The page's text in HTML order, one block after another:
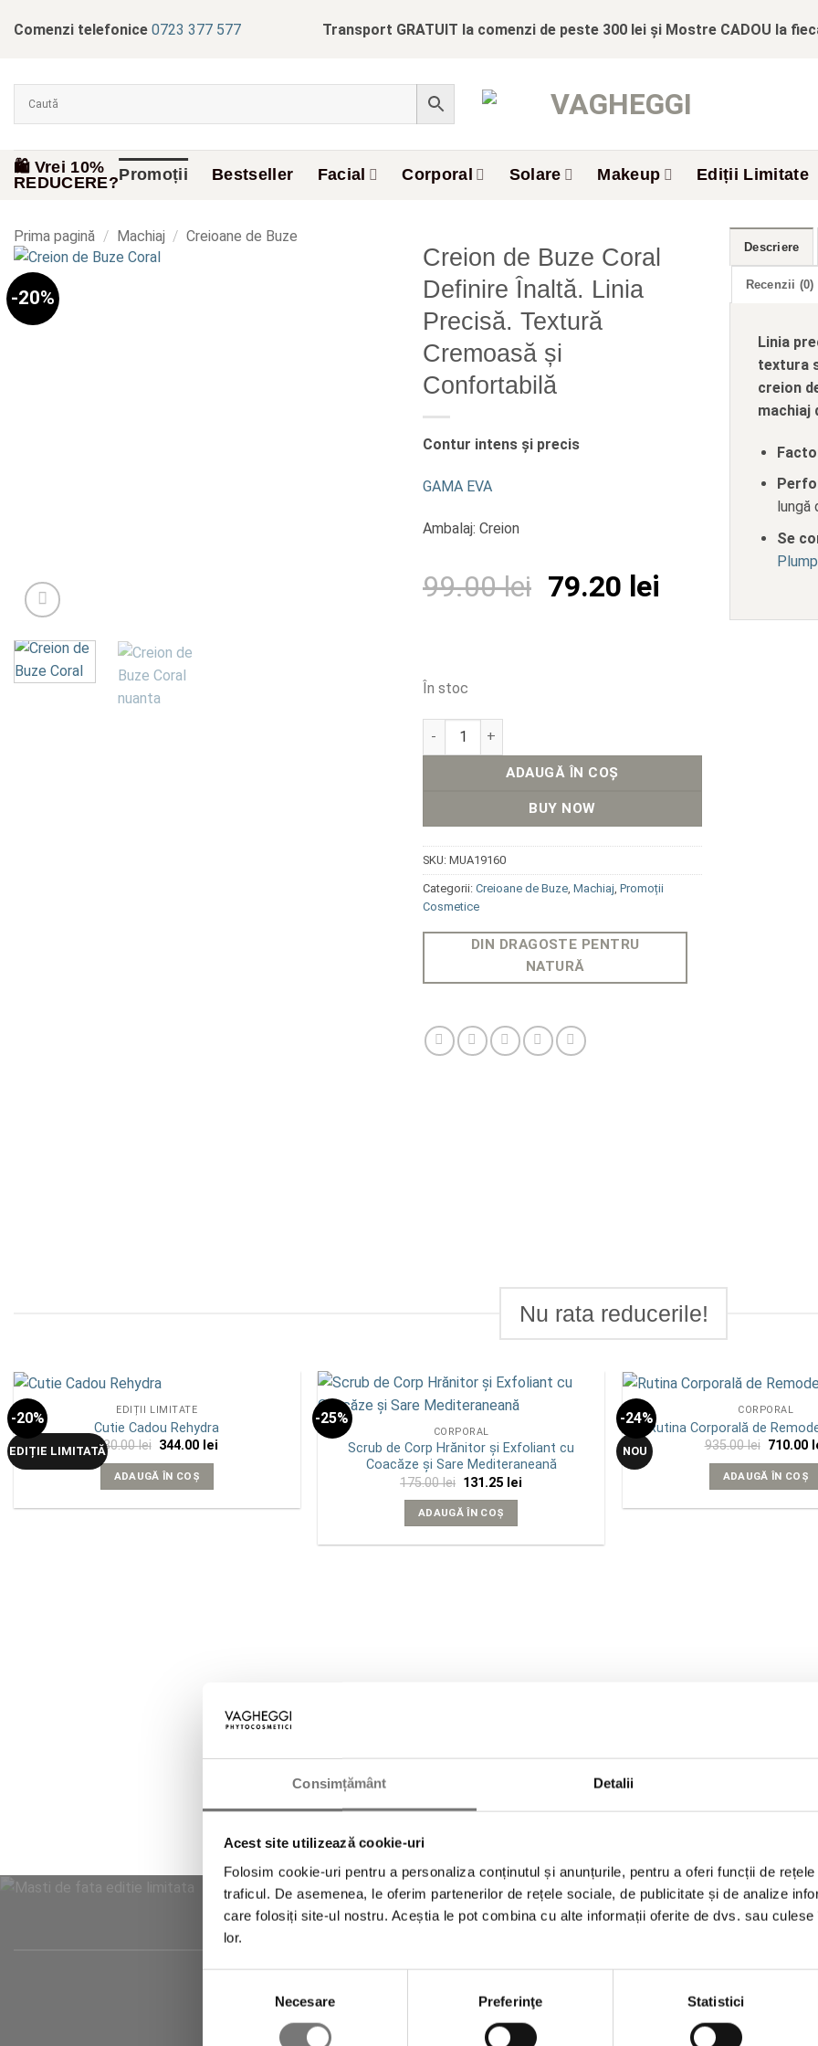
Consimțământ Detalii
Acest site utilizează cookie-uri
Folosim cookie-uri pentru a personaliza conținutul și anunțurile, pentru a oferi funcții de
traficul. De asemenea, le oferim partenerilor de rețele sociale, de publicitate și de analize
care folosiți site-ul nostru. Aceștia le pot combina cu alte informații oferite de dvs. sau
lor.
consimțământului
Necesare Preferinţe Statistici
Comenzi telefonice 0723 377 577 Transport GRATUIT la comenzi de peste 300 lei și Mostre CADOU la
🛍️ Vrei 10%
REDUCERE?Promoții Bestseller Facial Corporal Solare Makeup Ediții Limitate
Prima pagină / Machiaj / Creioane de Buze
-20%
Creion de Buze Coral
Definire Înaltă. Linia
Precisă. Textură
Cremoasă și
Confortabilă
Contur intens și precis
GAMA EVA
Ambalaj: Creion
99.00lei Prețul
79.20 lei
curent
În stoc
Cantitate Creion de Buze Coral Definire Înaltă. Linia Precisă.
ADAUGĂ ÎN COȘ
BUY NOW
SKU: MUA19160
Categorii: Creioane de Buze Machiaj Promoții
Cosmetice
DIN DRAGOSTE PENTRU
NATURĂ
Descriere
Recenzii (0)
Linia
textura
creion
machiaj
lungă
Se
Nu rata reducerile!
-20%
EDIȚIE LIMITATĂ
EDIȚII LIMITATE
Cutie Cadou Rehydra
430.00lei Prețul
a
fost:
344.00 leiPrețul
ADAUGĂ ÎN COȘ
-25%
CORPORAL
Scrub de Corp Hrănitor și Exfoliant cu
Coacăze și Sare Mediteraneană
175.00lei Prețul
a
fost:
131.25 lei
ADAUGĂ ÎN COȘ
-24%
NOU
CORPORAL
Rutina Corporală de
935.00lei Prețul
a
fost:
710.00
ADAUGĂ ÎN COȘ